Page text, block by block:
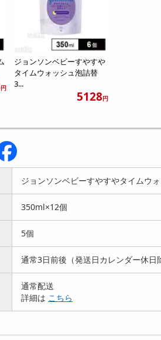
円
ジョンソンベビーすやすや
タイムウォッシュ泡詰替
3...
5128円
ジョンソンベビーすやすやタイムウ
350ml×12個
5個
通常3日前後（発送日カレンダー休日
通常配送
詳細は こちら